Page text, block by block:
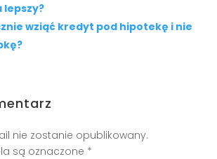
lepszy?
wziąć kredyt pod hipotekę i nie
nie zostanie opublikowany.
są oznaczone *